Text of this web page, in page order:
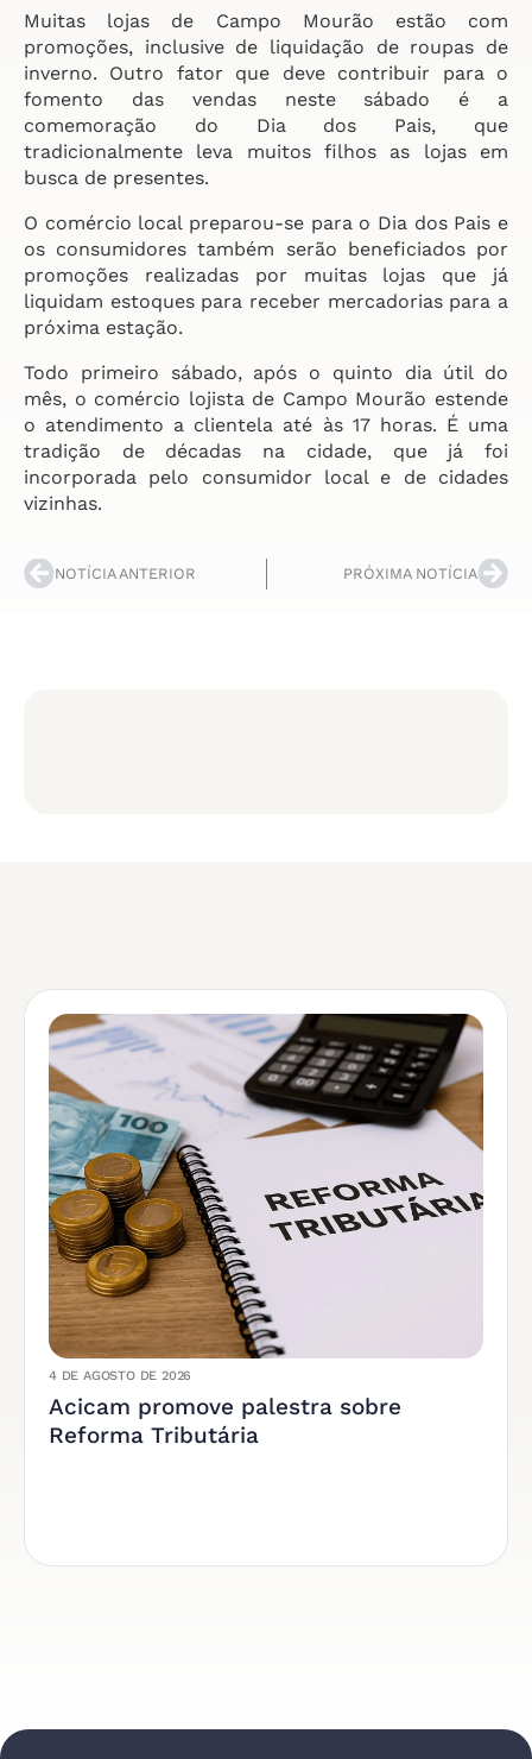
Muitas lojas de Campo Mourão estão com
promoções, inclusive de liquidação de roupas de
inverno. Outro fator que deve contribuir para o
fomento das vendas neste sábado é a
comemoração do Dia dos Pais, que
tradicionalmente leva muitos filhos as lojas em
busca de presentes.
O comércio local preparou-se para o Dia dos Pais e
os consumidores também serão beneficiados por
promoções realizadas por muitas lojas que já
liquidam estoques para receber mercadorias para a
próxima estação.
Todo primeiro sábado, após o quinto dia útil do
mês, o comércio lojista de Campo Mourão estende
o atendimento a clientela até às 17 horas. É uma
tradição de décadas na cidade, que já foi
incorporada pelo consumidor local e de cidades
vizinhas.
NOTÍCIA ANTERIOR PRÓXIMA NOTÍCIA
4 DE AGOSTO DE 2026
Acicam promove palestra sobre
Reforma Tributária